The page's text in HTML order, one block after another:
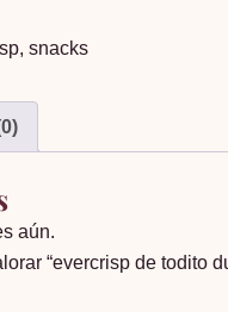
,snacks
aún.
“evercrisp de todito